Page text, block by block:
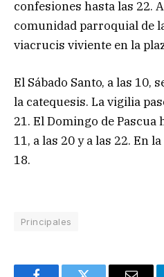
confesiones hasta las 22.
comunidad parroquial de
viacrucis viviente en la
El Sábado Santo, a las 10,
la catequesis. La vigilia
21. El Domingo de Pascua
11, a las 20 y a las 22. En
18.
Principales